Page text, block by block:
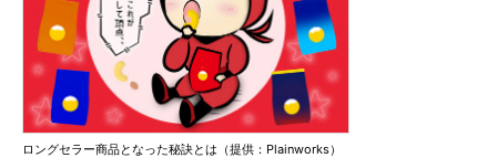
ロングセラー商品となった秘訣とは（提供：Plainworks）